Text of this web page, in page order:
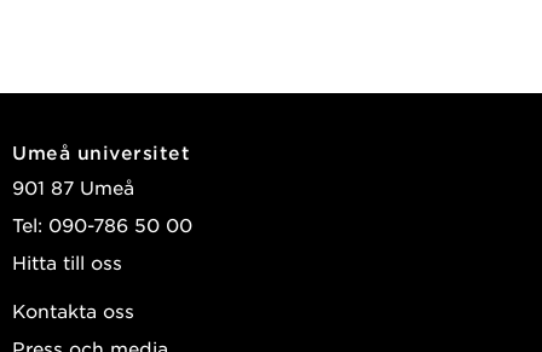
Umeå universitet
901 87 Umeå
Tel: 090-786 50 00
Hitta till oss
Kontakta oss